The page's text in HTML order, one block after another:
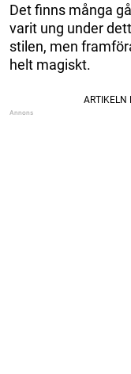
Det finns många
varit ung under
stilen, men
helt magiskt.